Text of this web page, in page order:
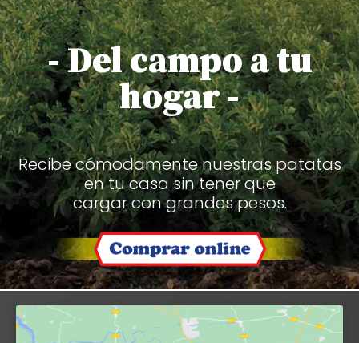
- Del campo a tu
hogar -
Recibe cómodamente nuestras patatas
en tu casa sin tener que
cargar con grandes pesos.